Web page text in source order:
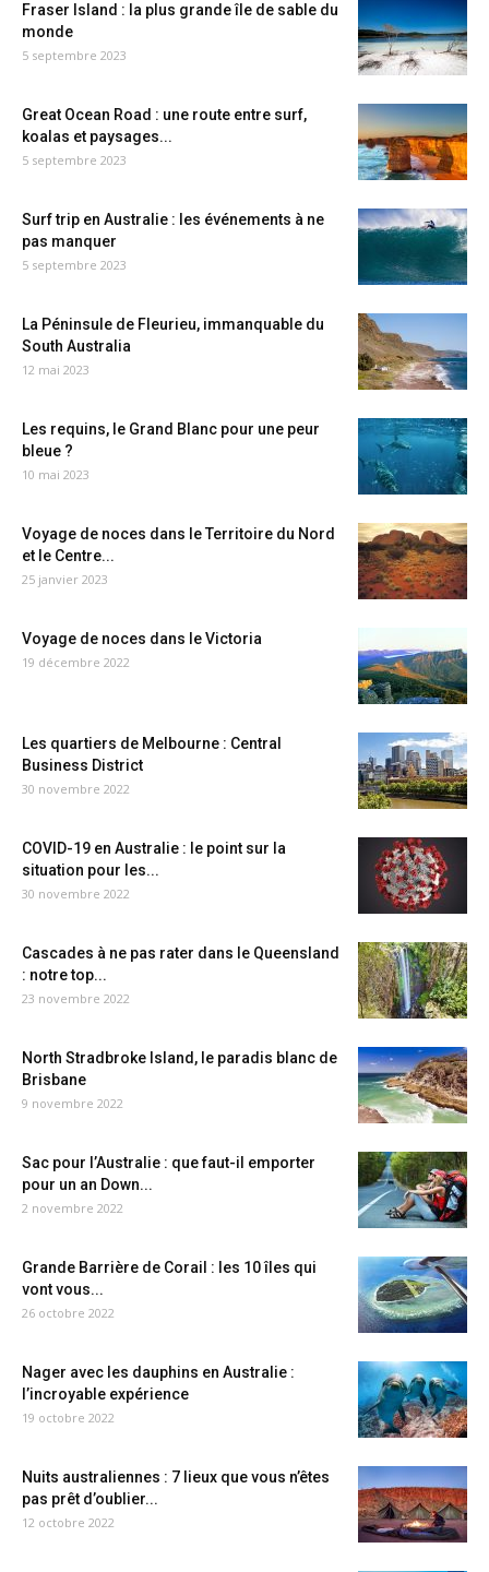
Fraser Island : la plus grande île de sable du
monde
5 septembre 2023
Great Ocean Road : une route entre surf,
koalas et paysages...
5 septembre 2023
Surf trip en Australie : les événements à ne
pas manquer
5 septembre 2023
La Péninsule de Fleurieu, immanquable du
South Australia
12 mai 2023
Les requins, le Grand Blanc pour une peur
bleue ?
10 mai 2023
Voyage de noces dans le Territoire du Nord
et le Centre...
25 janvier 2023
Voyage de noces dans le Victoria
19 décembre 2022
Les quartiers de Melbourne : Central
Business District
30 novembre 2022
COVID-19 en Australie : le point sur la
situation pour les...
30 novembre 2022
Cascades à ne pas rater dans le Queensland
: notre top...
23 novembre 2022
North Stradbroke Island, le paradis blanc de
Brisbane
9 novembre 2022
Sac pour l’Australie : que faut-il emporter
pour un an Down...
2 novembre 2022
Grande Barrière de Corail : les 10 îles qui
vont vous...
26 octobre 2022
Nager avec les dauphins en Australie :
l’incroyable expérience
19 octobre 2022
Nuits australiennes : 7 lieux que vous n’êtes
pas prêt d’oublier...
12 octobre 2022